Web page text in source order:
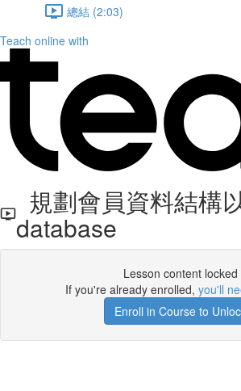
總結 (2:03)
Teach online with
規劃會員資料結構
database
Lesson content locked
If you're already enrolled, you'll
Enroll in Course to